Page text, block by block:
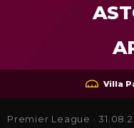
Villa
Premier League ·